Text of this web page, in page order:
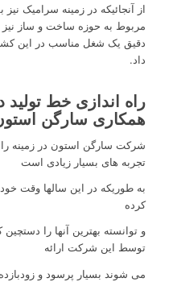
از آنجائیکه در زمینه سرامیک
مربوط به حوزه ساخت و ساز نیز
دقیق یک شغل مناسب در این
داد.
راه اندازی خط
همکاری سارگن
شرکت سارگن استون در زمینه
تجربه های بسیار زیادی است
به طوریکه در این سالها وقت
کرده
و توانسته بهترین آنها را
توسط این شرکت ارائه
می شوند بسیار پرسود و